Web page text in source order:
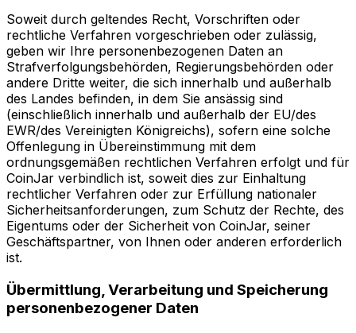
Soweit durch geltendes Recht, Vorschriften oder
rechtliche Verfahren vorgeschrieben oder zulässig,
geben wir Ihre personenbezogenen Daten an
Strafverfolgungsbehörden, Regierungsbehörden oder
andere Dritte weiter, die sich innerhalb und außerhalb
des Landes befinden, in dem Sie ansässig sind
(einschließlich innerhalb und außerhalb der EU/des
EWR/des Vereinigten Königreichs), sofern eine solche
Offenlegung in Übereinstimmung mit dem
ordnungsgemäßen rechtlichen Verfahren erfolgt und für
CoinJar verbindlich ist, soweit dies zur Einhaltung
rechtlicher Verfahren oder zur Erfüllung nationaler
Sicherheitsanforderungen, zum Schutz der Rechte, des
Eigentums oder der Sicherheit von CoinJar, seiner
Geschäftspartner, von Ihnen oder anderen erforderlich
ist.
Übermittlung, Verarbeitung und Speicherung
personenbezogener Daten